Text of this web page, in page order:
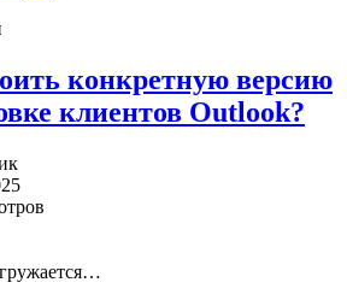
конкретную версию
клиентов Outlook?